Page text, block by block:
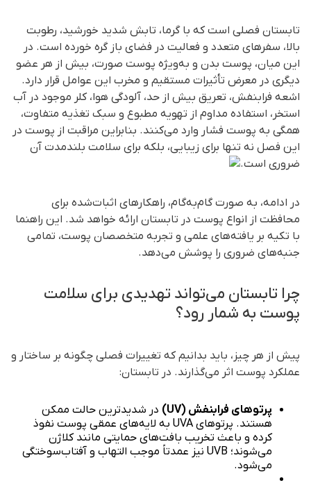
تابستان فصلی است که با گرما، تابش شدید خورشید، رطوبت
بالا، سفرهای متعدد و فعالیت در فضای باز گره خورده است. در
این میان، پوست بدن و به‌ویژه پوست صورت، بیش از هر عضو
دیگری در معرض تأثیرات مستقیم و مخرب این عوامل قرار دارد.
اشعه فرابنفش، تعریق بیش از حد، آلودگی هوا، کلر موجود در آب
استخر، استفاده مداوم از تهویه مطبوع و سبک تغذیه متفاوت،
همگی به پوست فشار وارد می‌کنند. بنابراین مراقبت از پوست در
این فصل نه تنها برای زیبایی، بلکه برای سلامت بلندمدت آن
ضروری است.
در ادامه، به صورت گام‌به‌گام، راهکارهای اثبات‌شده برای
محافظت از انواع پوست در تابستان ارائه خواهد شد. این راهنما
با تکیه بر یافته‌های علمی و تجربه متخصصان پوست، تمامی
جنبه‌های ضروری را پوشش می‌دهد.
چرا تابستان می‌تواند تهدیدی برای سلامت
پوست به شمار رود؟
پیش از هر چیز، باید بدانیم که تغییرات فصلی چگونه بر ساختار و
عملکرد پوست اثر می‌گذارند. در تابستان:
پرتوهای فرابنفش (UV)
در شدیدترین حالت ممکن
هستند. پرتوهای UVA به لایه‌های عمقی پوست نفوذ
کرده و باعث تخریب بافت‌های حمایتی مانند کلاژن
می‌شوند؛ UVB نیز عمدتاً موجب التهاب و آفتاب‌سوختگی
می‌شود.